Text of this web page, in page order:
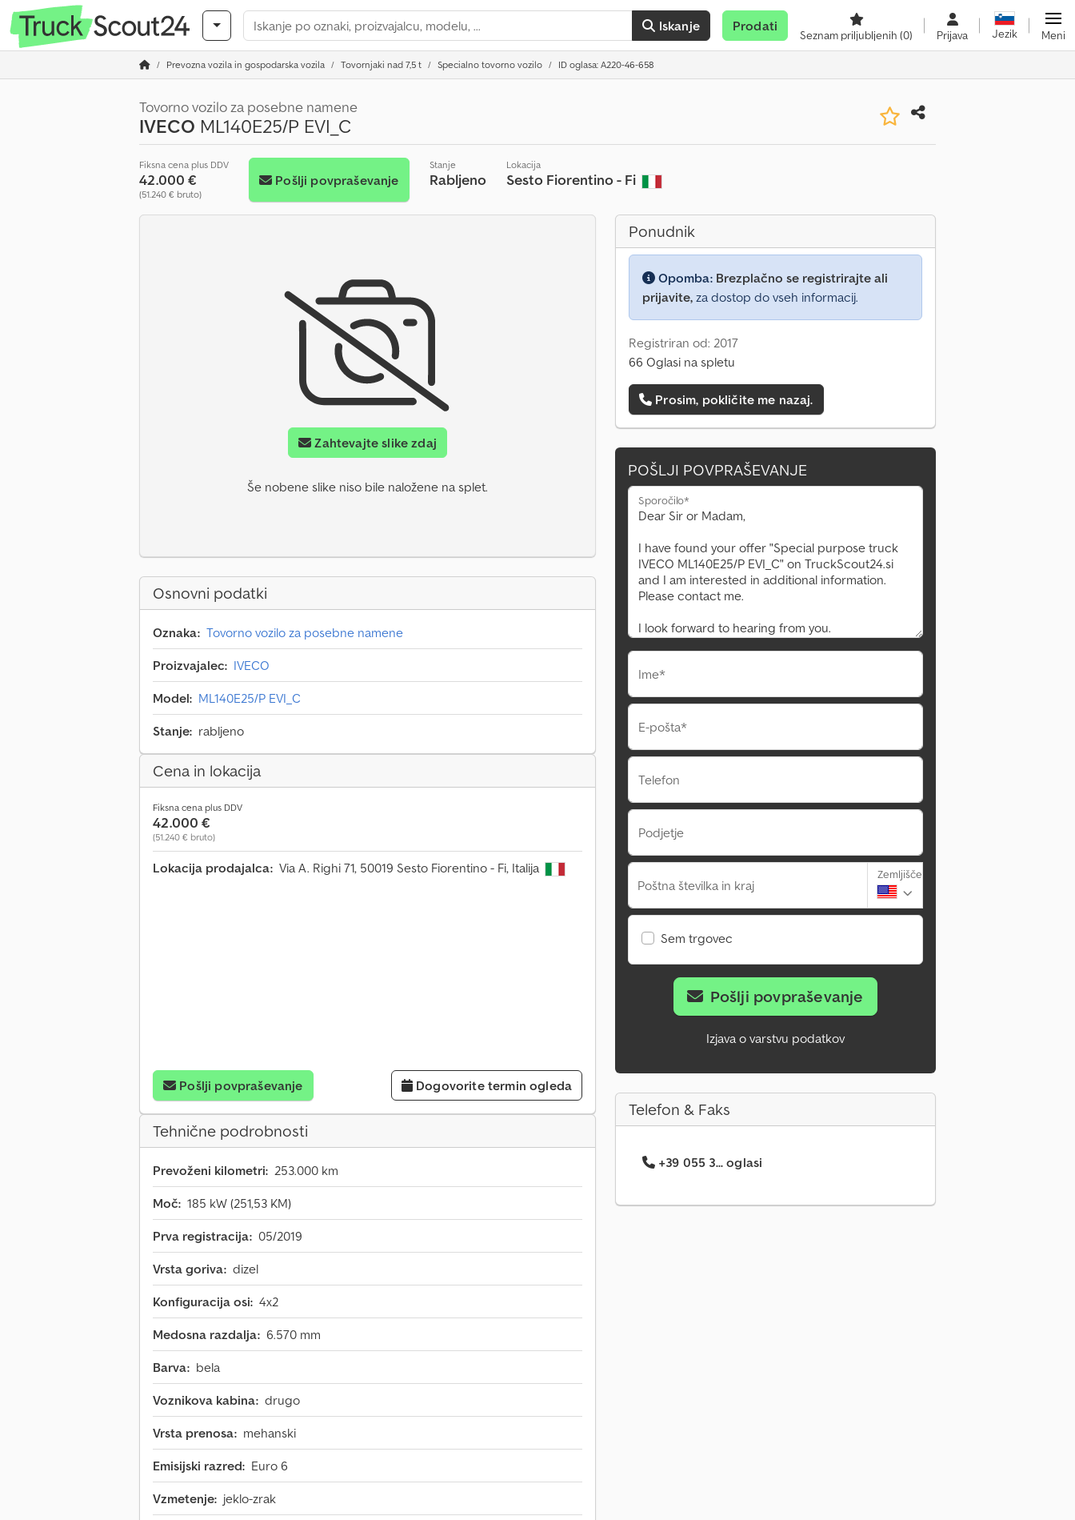
Iskanje Prodati
Seznam priljubljenih (0) Prijava Jezik Meni
Prevozna vozila in gospodarska vozila Tovornjaki nad 7,5 t Specialno tovorno vozilo ID oglasa: A220-46-658
Tovorno vozilo za posebne namene
IVECO ML140E25/P EVI_C
Fiksna cena plus DDV
42.000 €
(51.240 € bruto)
Pošlji povpraševanje
Stanje
Rabljeno
Lokacija
Sesto Fiorentino - Fi
Zahtevajte slike zdaj
Še nobene slike niso bile naložene na splet.
Osnovni podatki
Oznaka: Tovorno vozilo za posebne namene
Proizvajalec: IVECO
Model: ML140E25/P EVI_C
Stanje: rabljeno
Cena in lokacija
Fiksna cena plus DDV
42.000 €
(51.240 € bruto)
Lokacija prodajalca: Via A. Righi 71, 50019 Sesto Fiorentino - Fi, Italija
Pošlji povpraševanje Dogovorite termin ogleda
Tehnične podrobnosti
Prevoženi kilometri: 253.000 km
Moč: 185 kW (251,53 KM)
Prva registracija: 05/2019
Vrsta goriva: dizel
Konfiguracija osi: 4x2
Medosna razdalja: 6.570 mm
Barva: bela
Voznikova kabina: drugo
Vrsta prenosa: mehanski
Emisijski razred: Euro 6
Vzmetenje: jeklo-zrak
Ponudnik
Opomba: Brezplačno se registrirajte ali
prijavite, za dostop do vseh informacij.
Registriran od: 2017
66 Oglasi na spletu
Prosim, pokličite me nazaj.
POŠLJI POVPRAŠEVANJE
Sporočilo*
Ime*
E-pošta*
Telefon
Podjetje
Poštna številka in kraj
Zemljišče
Sem trgovec
Pošlji povpraševanje
Izjava o varstvu podatkov
Telefon & Faks
+39 055 3... oglasi